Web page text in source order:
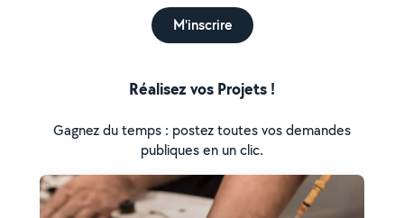
M'inscrire
Réalisez vos Projets !
Gagnez du temps : postez toutes vos demandes
publiques en un clic.